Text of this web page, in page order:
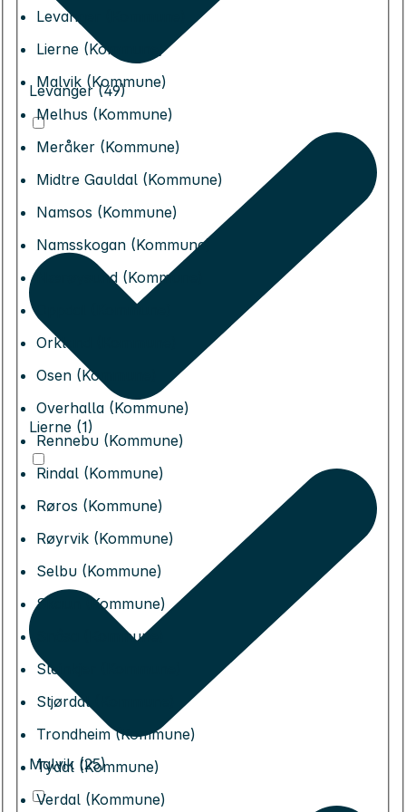
Levanger (Kommune)
Lierne (Kommune)
Malvik (Kommune)
Melhus (Kommune)
Meråker (Kommune)
Midtre Gauldal (Kommune)
Namsos (Kommune)
Namsskogan (Kommune)
Nærøysund (Kommune)
Orkland (Kommune)
Osen (Kommune)
Overhalla (Kommune)
Rennebu (Kommune)
Rindal (Kommune)
Røros (Kommune)
Røyrvik (Kommune)
Selbu (Kommune)
Skaun (Kommune)
Snåsa (Kommune)
Steinkjer (Kommune)
Stjørdal (Kommune)
Trondheim (Kommune)
Tydal (Kommune)
Verdal (Kommune)
Levanger (49)
Lierne (1)
Malvik (25)